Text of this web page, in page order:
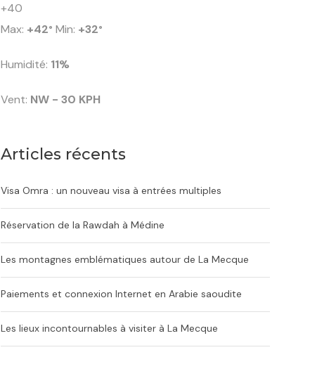
+40
Max: +42° Min: +32°
Humidité: 11%
Vent: NW - 30 KPH
Articles récents
Visa Omra : un nouveau visa à entrées multiples
Réservation de la Rawdah à Médine
Les montagnes emblématiques autour de La Mecque
Paiements et connexion Internet en Arabie saoudite
Les lieux incontournables à visiter à La Mecque